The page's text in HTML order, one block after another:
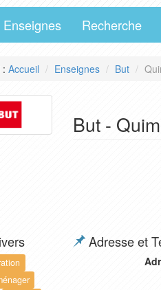
Enseignes Recherche
: Accueil Enseignes But
But -
Adresse et